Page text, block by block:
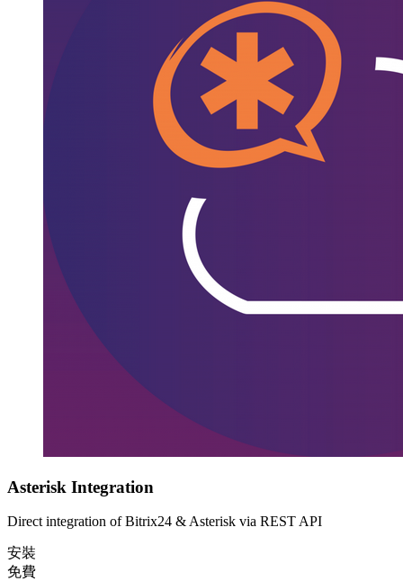
Asterisk Integration
Direct integration of Bitrix24 & Asterisk via REST API
安裝
免費